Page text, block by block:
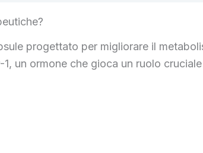
progettato per migliorare il
un ormone che gioca un ruolo